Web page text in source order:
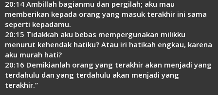
20:14 Ambillah bagianmu dan pergilah; aku mau
memberikan kepada orang yang masuk terakhir ini sama
seperti kepadamu.
20:15 Tidakkah aku bebas mempergunakan milikku
menurut kehendak hatiku? Atau iri hatikah engkau, karena
aku murah hati?
20:16 Demikianlah orang yang terakhir akan menjadi yang
terdahulu dan yang terdahulu akan menjadi yang
terakhir.”